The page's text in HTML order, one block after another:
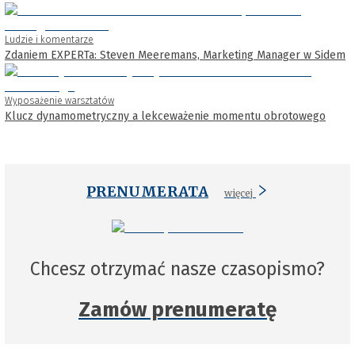
Ludzie i komentarze
Zdaniem EXPERTa: Steven Meeremans, Marketing Manager w Sidem
Wyposażenie warsztatów
Klucz dynamometryczny a lekceważenie momentu obrotowego
PRENUMERATA więcej
Chcesz otrzymać nasze czasopismo?
Zamów prenumeratę